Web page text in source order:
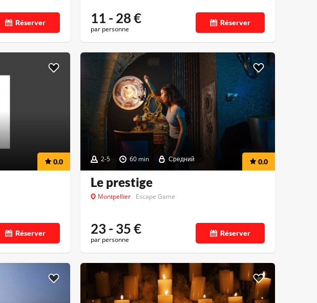
Réserver 11 - 28€
par personne
Réserver
0.0
Réserver
2-5 60 min Средний 0.0
Le prestige
Montpellier Escape Game
23 - 35€
par personne
Réserver